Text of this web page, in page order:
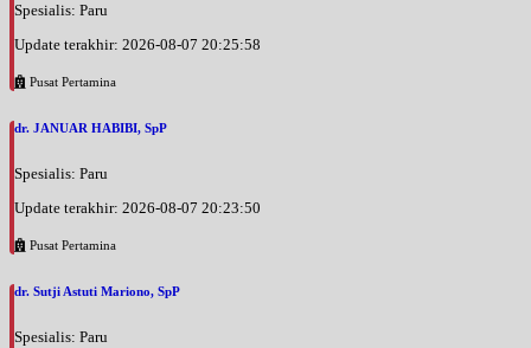
Spesialis: Paru
Update terakhir: 2026-08-07 20:25:58
Pusat Pertamina
dr. JANUAR HABIBI, SpP
Spesialis: Paru
Update terakhir: 2026-08-07 20:23:50
Pusat Pertamina
dr. Sutji Astuti Mariono, SpP
Spesialis: Paru